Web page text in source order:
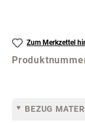
Zum Merkzettel
BEZUG